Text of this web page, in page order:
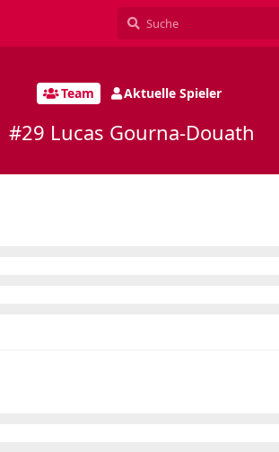
Team Aktuelle Spieler
#29 Lucas Gourna-Douath